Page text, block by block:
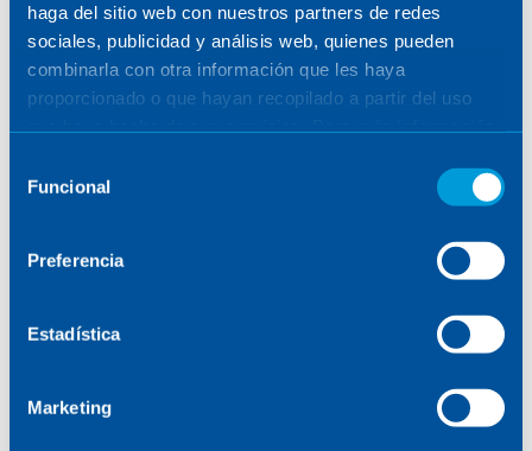
haga del sitio web con nuestros partners de redes
sociales, publicidad y análisis web, quienes pueden
combinarla con otra información que les haya
proporcionado o que hayan recopilado a partir del uso
Funcional
Preferencia
Estadística
Marketing
PONENCIA: 5 DE JUNIO
11:00
Sener: cutting-edge Stadium Technology